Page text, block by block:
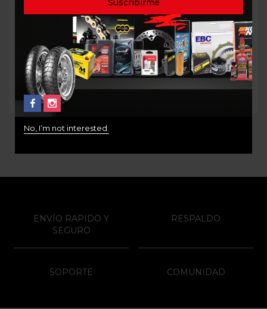
ACEITE MOTOREX
FORMULA 15W50 4T 1L
$46.000
ACEITE MOTOR LIQUI
MOLY 20W50 STREET 4T
1LT
$40.000
No, I’m not interested.
ENVÍO RAPIDO Y
SEGURO
RESPALDO
SOPORTE COMUNIDAD